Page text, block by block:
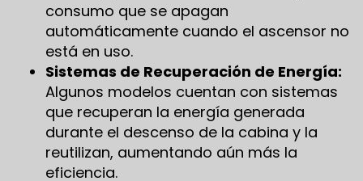
consumo que se apagan
automáticamente cuando el ascensor no
está en uso.
Sistemas de Recuperación de Energía:
Algunos modelos cuentan con sistemas
que recuperan la energía generada
durante el descenso de la cabina y la
reutilizan, aumentando aún más la
eficiencia.